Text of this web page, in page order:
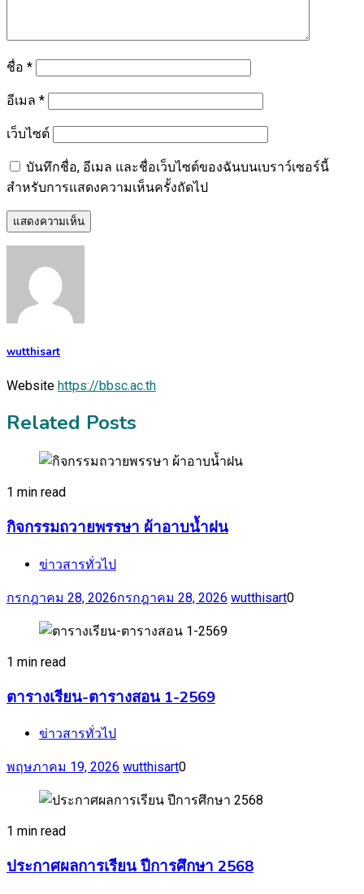
ชื่อ *
อีเมล *
เว็บไซต์
บันทึกชื่อ, อีเมล และชื่อเว็บไซต์ของฉันบนเบราว์เซอร์นี้
สำหรับการแสดงความเห็นครั้งถัดไป
wutthisart
Website https://bbsc.ac.th
Related Posts
1 min read
กิจกรรมถวายพรรษา ผ้าอาบน้ำฝน
ข่าวสารทั่วไป
กรกฎาคม 28, 2026กรกฎาคม 28, 2026 wutthisart0
1 min read
ตารางเรียน-ตารางสอน 1-2569
ข่าวสารทั่วไป
พฤษภาคม 19, 2026 wutthisart0
1 min read
ประกาศผลการเรียน ปีการศึกษา 2568